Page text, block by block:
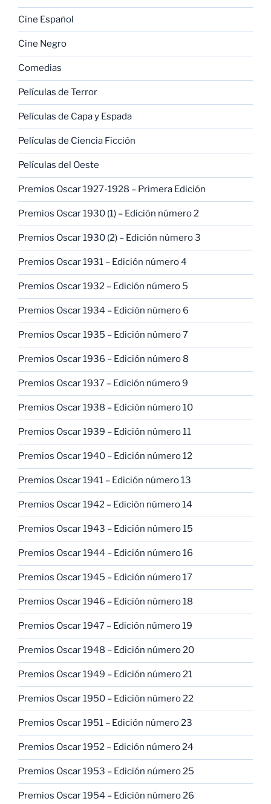
Cine Español
Cine Negro
Comedias
Películas de Terror
Películas de Capa y Espada
Películas de Ciencia Ficción
Películas del Oeste
Premios Oscar 1927-1928 – Primera Edición
Premios Oscar 1930 (1) – Edición número 2
Premios Oscar 1930 (2) – Edición número 3
Premios Oscar 1931 – Edición número 4
Premios Oscar 1932 – Edición número 5
Premios Oscar 1934 – Edición número 6
Premios Oscar 1935 – Edición número 7
Premios Oscar 1936 – Edición número 8
Premios Oscar 1937 – Edición número 9
Premios Oscar 1938 – Edición número 10
Premios Oscar 1939 – Edición número 11
Premios Oscar 1940 – Edición número 12
Premios Oscar 1941 – Edición número 13
Premios Oscar 1942 – Edición número 14
Premios Oscar 1943 – Edición número 15
Premios Oscar 1944 – Edición número 16
Premios Oscar 1945 – Edición número 17
Premios Oscar 1946 – Edición número 18
Premios Oscar 1947 – Edición número 19
Premios Oscar 1948 – Edición número 20
Premios Oscar 1949 – Edición número 21
Premios Oscar 1950 – Edición número 22
Premios Oscar 1951 – Edición número 23
Premios Oscar 1952 – Edición número 24
Premios Oscar 1953 – Edición número 25
Premios Oscar 1954 – Edición número 26